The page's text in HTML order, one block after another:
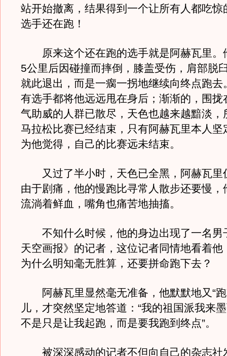
站开始撤离，结果得到一个让所有人都吃惊
选手还在跑！
原来这个还在跑的选手就是阿赫瓦里。
5公里后因碰撞而摔倒，膝盖受伤，肩部脱
就此退出，而是一瘸一拐地继续向终点跑去
有选手都将他远远甩在身后；渐渐的，围拢
气助威的人群已散尽，天色也越来越黯淡，
马拉松比赛已经结束，只有阿赫瓦里本人坚
为他觉得，自己的比赛远未结束。
又过了半小时，天色已全黑，阿赫瓦里
由于剧痛，他的慢跑比寻常人散步还要慢，
流淌着鲜血，嘴角也痛苦地抽搐。
不知什么时候，他的身边出现了一名男
天空画报》的记者，这位记者同情地看着他
为什么明知毫无胜算，还要拼命跑下去？
阿赫瓦里显然毫无准备，他默默地又“跑
儿，才突然坚定地答道：“我的祖国派我来
不是只是让我起跑，而是要我跑到终点”。
被深深感动的记者不但向自己的杂志社